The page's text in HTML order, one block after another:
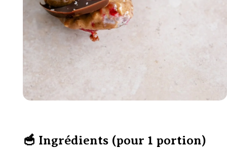
🥣 Ingrédients (pour 1 portion)